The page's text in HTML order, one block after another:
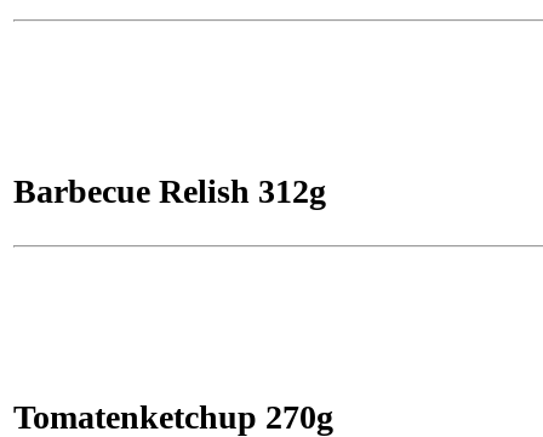
Barbecue Relish 312g
Tomatenketchup 270g